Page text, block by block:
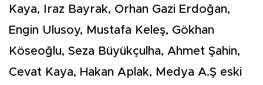
Kaya, Iraz Bayrak, Orhan Gazi Erdoğan,
Engin Ulusoy, Mustafa Keleş, Gökhan
Köseoğlu, Seza Büyükçulha, Ahmet Şahin,
Cevat Kaya, Hakan Aplak, Medya A.Ş eski